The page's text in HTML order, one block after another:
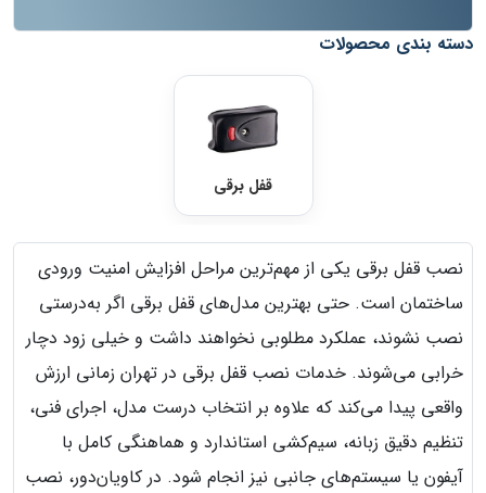
دسته بندی محصولات
قفل برقی
نصب قفل برقی یکی از مهم‌ترین مراحل افزایش امنیت ورودی
ساختمان است. حتی بهترین مدل‌های قفل برقی اگر به‌درستی
نصب نشوند، عملکرد مطلوبی نخواهند داشت و خیلی زود دچار
خرابی می‌شوند. خدمات نصب قفل برقی در تهران زمانی ارزش
واقعی پیدا می‌کند که علاوه بر انتخاب درست مدل، اجرای فنی،
تنظیم دقیق زبانه، سیم‌کشی استاندارد و هماهنگی کامل با
آیفون یا سیستم‌های جانبی نیز انجام شود. در کاویان‌دور، نصب